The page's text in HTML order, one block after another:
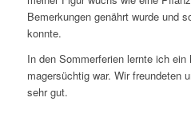
Bemerkungen genährt wurde und
konnte.
In den Sommerferien lernte ich
magersüchtig war. Wir freundeten
sehr gut.